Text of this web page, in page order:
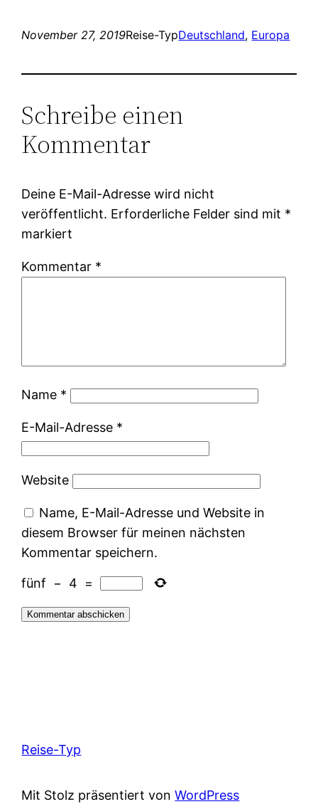
November 27, 2019Reise-TypDeutschland, Europa
Schreibe einen
Kommentar
Deine E-Mail-Adresse wird nicht
veröffentlicht. Erforderliche Felder sind mit *
markiert
Kommentar *
Name *
E-Mail-Adresse *
Website
Name, E-Mail-Adresse und Website in
diesem Browser für meinen nächsten
Kommentar speichern.
fünf − 4 =
Reise-Typ
Mit Stolz präsentiert vonWordPress